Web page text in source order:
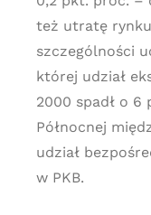
też utratę
szczególności
której udział
2000 spadł o 6
Północnej
udział
w PKB.